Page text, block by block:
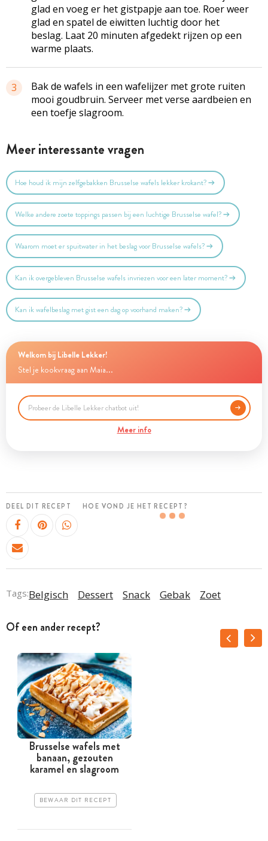
glad en voeg er het gistpapje aan toe. Roer weer
glad en spatel de eiwitten luchtig door het
beslag. Laat 20 minuten afgedekt rijzen op een
warme plaats.
3
Bak de wafels in een wafelijzer met grote ruiten
mooi goudbruin. Serveer met verse aardbeien en
een toefje slagroom.
Meer interessante vragen
Hoe houd ik mijn zelfgebakken Brusselse wafels lekker krokant?
Welke andere zoete toppings passen bij een luchtige Brusselse wafel?
Waarom moet er spuitwater in het beslag voor Brusselse wafels?
Kan ik overgebleven Brusselse wafels invriezen voor een later moment?
Kan ik wafelbeslag met gist een dag op voorhand maken?
Welkom bij Libelle Lekker!
Stel je kookvraag aan Maia...
Meer info
DEEL DIT RECEPT HOE VOND JE HET RECEPT?
Tags:Belgisch Dessert Snack Gebak Zoet
Of een ander recept?
Brusselse wafels met
banaan, gezouten
karamel en slagroom
BEWAAR DIT RECEPT